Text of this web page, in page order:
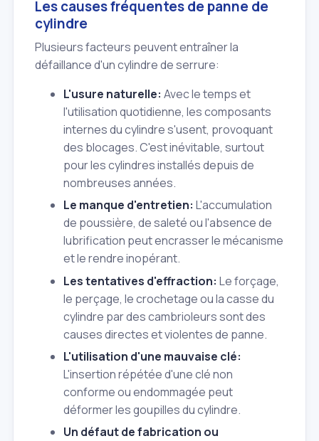
Les causes fréquentes de panne de
cylindre
Plusieurs facteurs peuvent entraîner la
défaillance d'un cylindre de serrure:
L'usure naturelle: Avec le temps et
l'utilisation quotidienne, les composants
internes du cylindre s'usent, provoquant
des blocages. C'est inévitable, surtout
pour les cylindres installés depuis de
nombreuses années.
Le manque d'entretien: L'accumulation
de poussière, de saleté ou l'absence de
lubrification peut encrasser le mécanisme
et le rendre inopérant.
Les tentatives d'effraction: Le forçage,
le perçage, le crochetage ou la casse du
cylindre par des cambrioleurs sont des
causes directes et violentes de panne.
L'utilisation d'une mauvaise clé:
L'insertion répétée d'une clé non
conforme ou endommagée peut
déformer les goupilles du cylindre.
Un défaut de fabrication ou